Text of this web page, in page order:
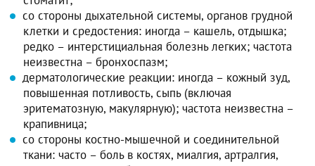
со стороны дыхательной системы, органов грудной
клетки и средостения: иногда – кашель, отдышка;
редко – интерстициальная болезнь легких; частота
неизвестна – бронхоспазм;
дерматологические реакции: иногда – кожный зуд,
повышенная потливость, сыпь (включая
эритематозную, макулярную); частота неизвестна –
крапивница;
со стороны костно-мышечной и соединительной
ткани: часто – боль в костях, миалгия, артралгия,